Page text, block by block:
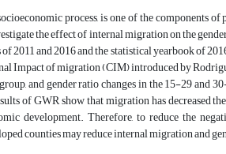
process, is one of the components
the effect of internal migration on the
of 2011 and 2016 and the statistical yearbook of
Impact of migration (CIM) introduced by
and gender ratio changes in the 15-29 and
of GWR show that migration has
development. Therefore, to reduce the
counties may reduce internal migration and